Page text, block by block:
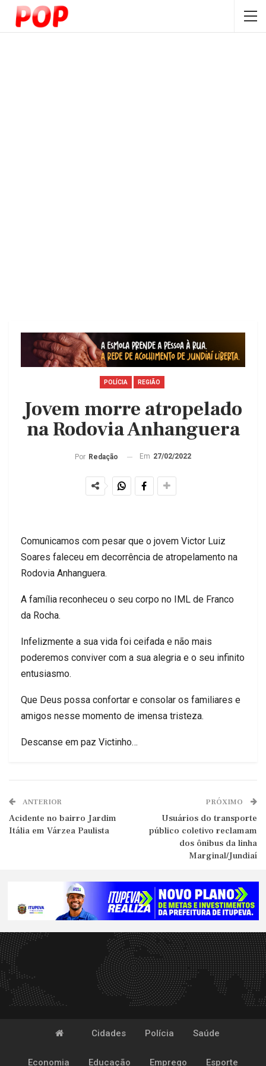
POLÍCIA REGIÃO
Jovem morre atropelado
na Rodovia Anhanguera
Por Redação Em 27/02/2022
Comunicamos com pesar que o jovem Victor Luiz
Soares faleceu em decorrência de atropelamento na
Rodovia Anhanguera.
A família reconheceu o seu corpo no IML de Franco
da Rocha.
Infelizmente a sua vida foi ceifada e não mais
poderemos conviver com a sua alegria e o seu infinito
entusiasmo.
Que Deus possa confortar e consolar os familiares e
amigos nesse momento de imensa tristeza.
Descanse em paz Victinho…
ANTERIOR
Acidente no bairro Jardim
Itália em Várzea Paulista
PRÓXIMO
Usuários do transporte
público coletivo reclamam
dos ônibus da linha
Marginal/Jundiaí
Cidades Polícia Saúde
Economia Educação Emprego Esporte